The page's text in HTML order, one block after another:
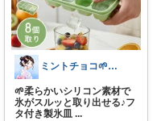
ミントチョコ🌱いつもありがとう
🌱柔らかいシリコン素材で
氷がスルッと取り出せる♪フ
タ付き製氷皿 ...